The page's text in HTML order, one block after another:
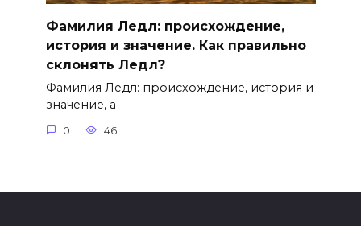
Фамилия Ледл: происхождение,
история и значение. Как правильно
склонять Ледл?
Фамилия Ледл: происхождение, история и
значение, а
0 46